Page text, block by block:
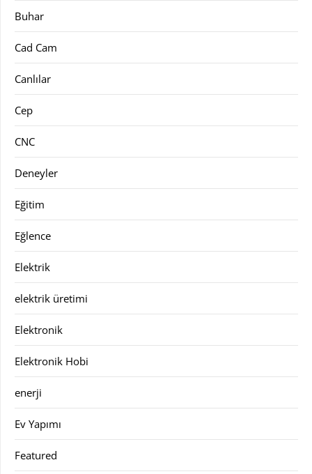
Buhar
Cad Cam
Canlılar
Cep
CNC
Deneyler
Eğitim
Eğlence
Elektrik
elektrik üretimi
Elektronik
Elektronik Hobi
enerji
Ev Yapımı
Featured